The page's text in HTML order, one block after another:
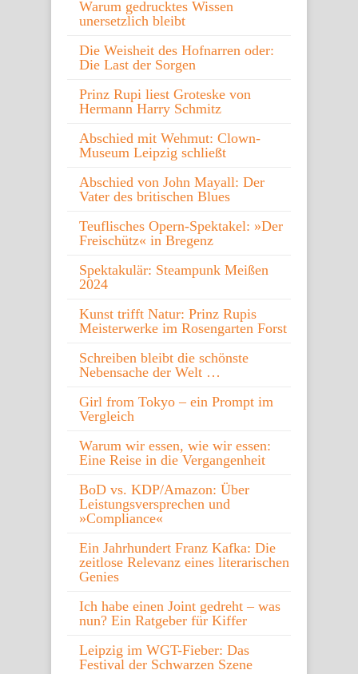
Warum gedrucktes Wissen
unersetzlich bleibt
Die Weisheit des Hofnarren oder:
Die Last der Sorgen
Prinz Rupi liest Groteske von
Hermann Harry Schmitz
Abschied mit Wehmut: Clown-
Museum Leipzig schließt
Abschied von John Mayall: Der
Vater des britischen Blues
Teuflisches Opern-Spektakel: »Der
Freischütz« in Bregenz
Spektakulär: Steampunk Meißen
2024
Kunst trifft Natur: Prinz Rupis
Meisterwerke im Rosengarten Forst
Schreiben bleibt die schönste
Nebensache der Welt …
Girl from Tokyo – ein Prompt im
Vergleich
Warum wir essen, wie wir essen:
Eine Reise in die Vergangenheit
BoD vs. KDP/Amazon: Über
Leistungsversprechen und
»Compliance«
Ein Jahrhundert Franz Kafka: Die
zeitlose Relevanz eines literarischen
Genies
Ich habe einen Joint gedreht – was
nun? Ein Ratgeber für Kiffer
Leipzig im WGT-Fieber: Das
Festival der Schwarzen Szene